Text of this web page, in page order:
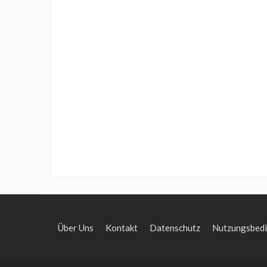
Über Uns Kontakt Datenschutz